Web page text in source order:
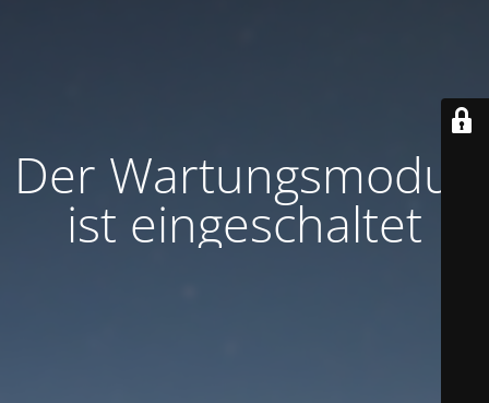
Der Wartungsmodus
ist eingeschaltet